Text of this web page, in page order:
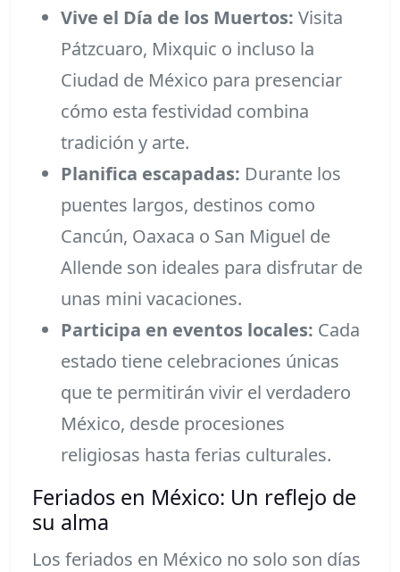
Vive el Día de los Muertos: Visita
Pátzcuaro, Mixquic o incluso la
Ciudad de México para presenciar
cómo esta festividad combina
tradición y arte.
Planifica escapadas: Durante los
puentes largos, destinos como
Cancún, Oaxaca o San Miguel de
Allende son ideales para disfrutar de
unas mini vacaciones.
Participa en eventos locales: Cada
estado tiene celebraciones únicas
que te permitirán vivir el verdadero
México, desde procesiones
religiosas hasta ferias culturales.
Feriados en México: Un reflejo de
su alma
Los feriados en México no solo son días